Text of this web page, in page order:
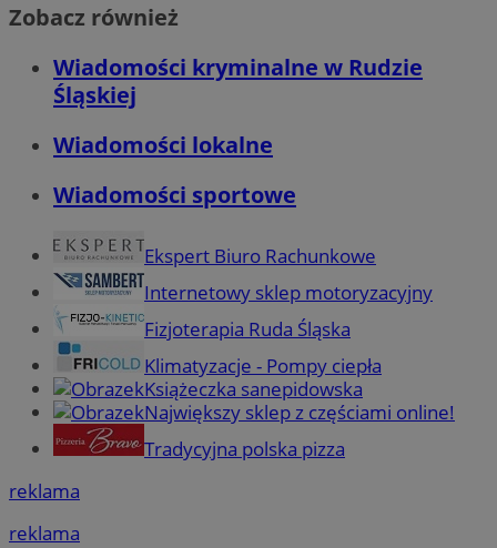
Zobacz również
Wiadomości kryminalne w Rudzie
Śląskiej
Wiadomości lokalne
Wiadomości sportowe
Ekspert Biuro Rachunkowe
Internetowy sklep motoryzacyjny
Fizjoterapia Ruda Śląska
Klimatyzacje - Pompy ciepła
Książeczka sanepidowska
Największy sklep z częściami online!
Tradycyjna polska pizza
reklama
reklama